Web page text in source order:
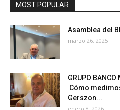
MOST POPULAR
Asamblea del
marzo 26, 2025
GRUPO BANCO
Cómo
Gerszon...